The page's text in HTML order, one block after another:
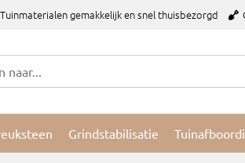
Tuinmaterialen gemakkelijk en snel thuisbezorgd
Grindstabilisatie